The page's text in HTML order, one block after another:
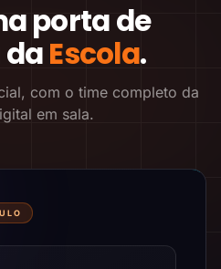
porta de
Escola.
com o time completo da
em sala.